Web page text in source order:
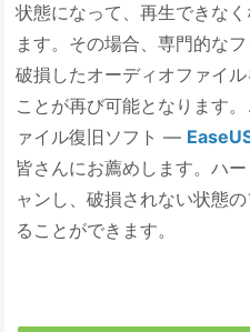
状態になって、再生できな
ます。その場合、専門的な
破損したオーディオファイ
ことが再び可能となります
ァイル復旧ソフト ―
皆さんにお薦めします。ハ
ャンし、破損されない状態
ることができます。